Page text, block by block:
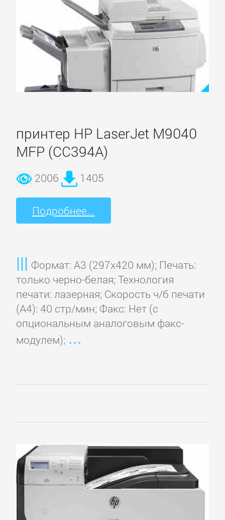
принтер HP LaserJet M9040
MFP (CC394A)
2006 1405
Подробнее...
Формат: A3 (297x420 мм); Печать:
только черно-белая; Технология
печати: лазерная; Скорость ч/б печати
(А4): 40 стр/мин; Факс: Нет (с
опциональным аналоговым факс-
модулем);